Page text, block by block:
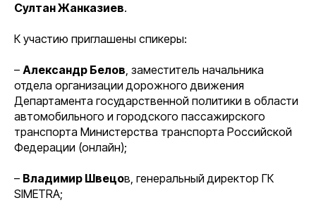
Султан Жанказиев.
К участию приглашены спикеры:
– Александр Белов, заместитель начальника
отдела организации дорожного движения
Департамента государственной политики в области
автомобильного и городского пассажирского
транспорта Министерства транспорта Российской
Федерации (онлайн);
– Владимир Швецов, генеральный директор ГК
SIMETRA;